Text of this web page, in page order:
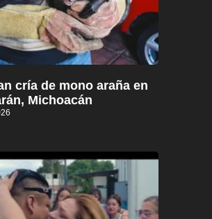
cría de mono araña en
Michoacán